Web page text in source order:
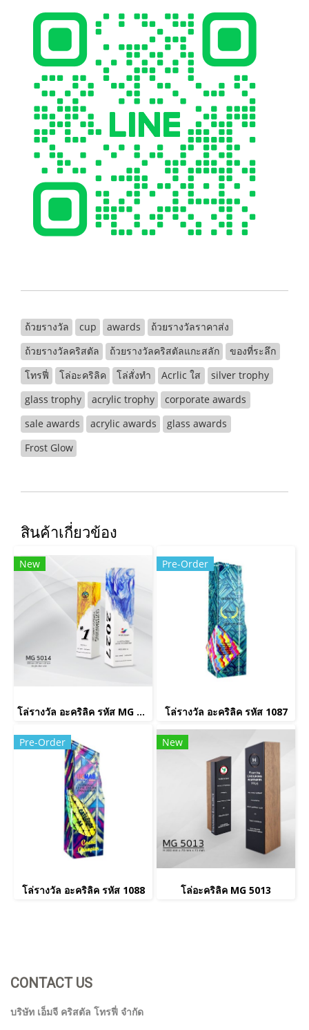
ถ้วยรางวัล cup awards
ถ้วยรางวัลราคาส่ง
ถ้วยรางวัลคริสตัล
ถ้วยรางวัลคริสตัลแกะสลัก
ของที่ระลึก
โทรฟี่
โล่อะคริลิค โล่สั่งทำ Acrlic ใส
silver trophy
glass trophy
acrylic trophy
corporate awards
sale awards
acrylic awards
glass awards
Frost Glow
สินค้าเกี่ยวข้อง
New
โล่รางวัล อะคริลิค รหัส MG 5014
Pre-Order
โล่รางวัล อะคริลิค รหัส 1087
Pre-Order
โล่รางวัล อะคริลิค รหัส 1088
New
โล่อะคริลิค MG 5013
CONTACT US
บริษัท เอ็มจี คริสตัล โทรฟี่ จำกัด